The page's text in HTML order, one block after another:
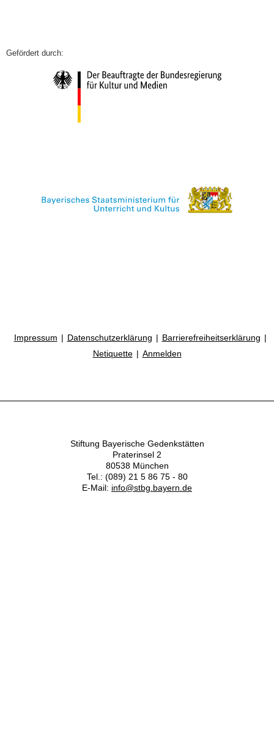
Impressum Datenschutzerklärung
Barrierefreiheitserklärung
Netiquette
Anmelden
Stiftung Bayerische Gedenkstätten
Praterinsel 2
80538 München
Tel.: (089) 21 5 86 75 - 80
E-Mail: info@stbg.bayern.de